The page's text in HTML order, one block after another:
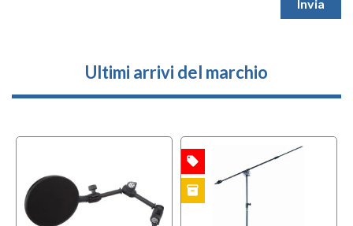
Ultimi arrivi del marchio
local_offer
B-STOCK inventory